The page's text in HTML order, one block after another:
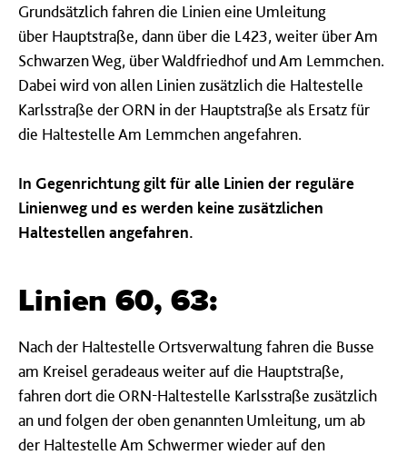
Grundsätzlich fahren die Linien eine Umleitung
über Hauptstraße, dann über die L423, weiter über Am
Schwarzen Weg, über Waldfriedhof und Am Lemmchen.
Dabei wird von allen Linien zusätzlich die Haltestelle
Karlsstraße der ORN in der Hauptstraße als Ersatz für
die Haltestelle Am Lemmchen angefahren.
In Gegenrichtung gilt für alle Linien der reguläre
Linienweg und es werden keine zusätzlichen
Haltestellen angefahren.
Linien 60, 63:
Nach der Haltestelle Ortsverwaltung fahren die Busse
am Kreisel geradeaus weiter auf die Hauptstraße,
fahren dort die ORN-Haltestelle Karlsstraße zusätzlich
an und folgen der oben genannten Umleitung, um ab
der Haltestelle Am Schwermer wieder auf den